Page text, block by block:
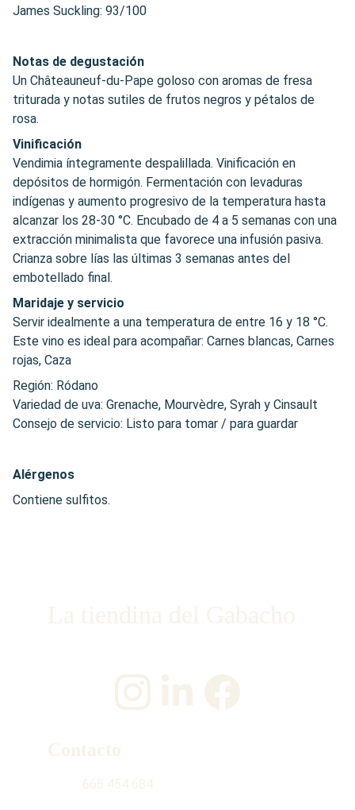
James Suckling: 93/100
Notas de degustación
Un Châteauneuf-du-Pape goloso con aromas de fresa
triturada y notas sutiles de frutos negros y pétalos de
rosa.
Vinificación
Vendimia íntegramente despalillada. Vinificación en
depósitos de hormigón. Fermentación con levaduras
indígenas y aumento progresivo de la temperatura hasta
alcanzar los 28-30 °C. Encubado de 4 a 5 semanas con una
extracción minimalista que favorece una infusión pasiva.
Crianza sobre lías las últimas 3 semanas antes del
embotellado final.
Maridaje y servicio
Servir idealmente a una temperatura de entre 16 y 18 °C.
Este vino es ideal para acompañar: Carnes blancas, Carnes
rojas, Caza
Región: Ródano
Variedad de uva: Grenache, Mourvèdre, Syrah y Cinsault
Consejo de servicio: Listo para tomar / para guardar
Alérgenos
Contiene sulfitos.